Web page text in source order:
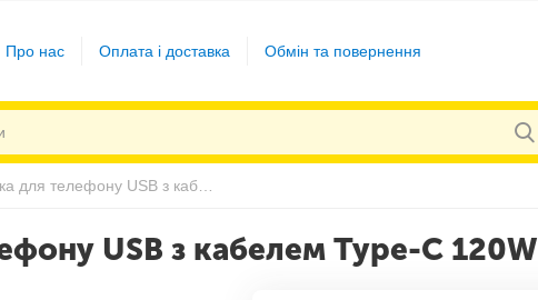
Про нас Оплата і доставка Обмін та повернення
USB з кабелем Type-C 120W